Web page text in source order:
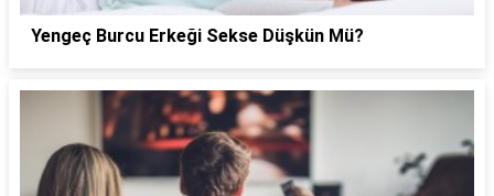
Yengeç Burcu Erkeği Sekse Düşkün Mü?